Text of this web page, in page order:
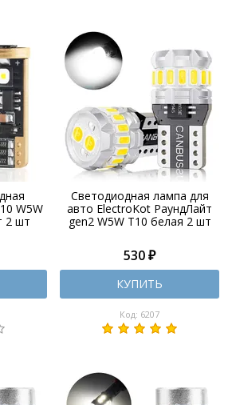
W5W
2 шт
Светодиодная лампа для
авто ElectroKot РаундЛайт
gen2 W5W T10 белая 2 шт
530 ₽
КУПИТЬ
Код: 6207